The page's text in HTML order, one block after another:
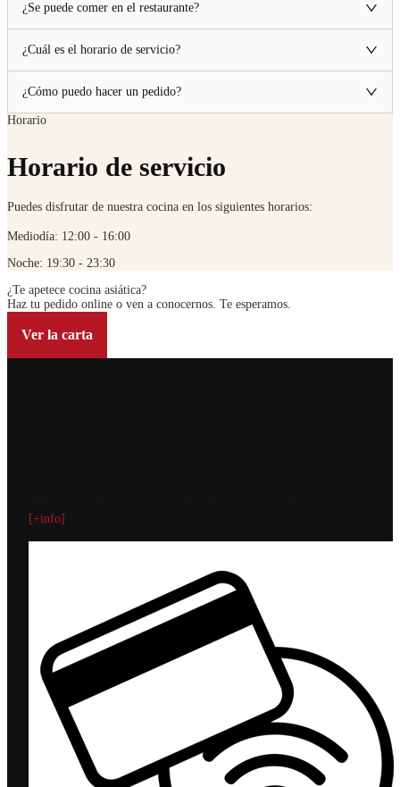
¿Se puede comer en el restaurante?
¿Cuál es el horario de servicio?
¿Cómo puedo hacer un pedido?
Horario
Horario de servicio
Puedes disfrutar de nuestra cocina en los siguientes horarios:
Mediodía: 12:00 - 16:00
Noche: 19:30 - 23:30
¿Te apetece cocina asiática?
Haz tu pedido online o ven a conocernos. Te esperamos.
Ver la carta
[+info]